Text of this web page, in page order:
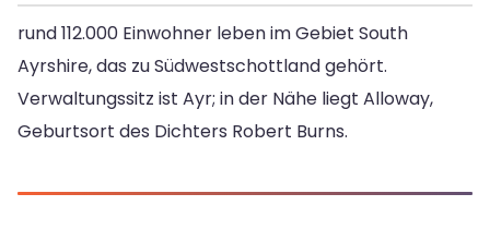
rund 112.000 Einwohner leben im Gebiet South
Ayrshire, das zu Südwestschottland gehört.
Verwaltungssitz ist Ayr; in der Nähe liegt Alloway,
Geburtsort des Dichters Robert Burns.